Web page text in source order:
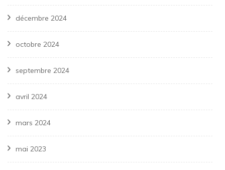
décembre 2024
octobre 2024
septembre 2024
avril 2024
mars 2024
mai 2023